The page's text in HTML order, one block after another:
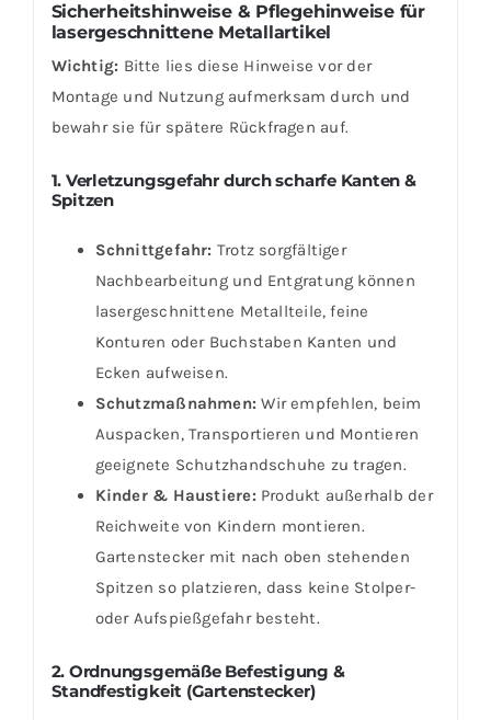
Sicherheitshinweise & Pflegehinweise für
lasergeschnittene Metallartikel
Wichtig: Bitte lies diese Hinweise vor der
Montage und Nutzung aufmerksam durch und
bewahr sie für spätere Rückfragen auf.
1. Verletzungsgefahr durch scharfe Kanten &
Spitzen
Schnittgefahr: Trotz sorgfältiger
Nachbearbeitung und Entgratung können
lasergeschnittene Metallteile, feine
Konturen oder Buchstaben Kanten und
Ecken aufweisen.
Schutzmaßnahmen: Wir empfehlen, beim
Auspacken, Transportieren und Montieren
geeignete Schutzhandschuhe zu tragen.
Kinder & Haustiere: Produkt außerhalb der
Reichweite von Kindern montieren.
Gartenstecker mit nach oben stehenden
Spitzen so platzieren, dass keine Stolper-
oder Aufspießgefahr besteht.
2. Ordnungsgemäße Befestigung &
Standfestigkeit (Gartenstecker)